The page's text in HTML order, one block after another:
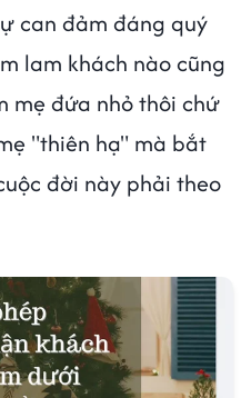
can đảm đáng quý
lam khách nào cũng
mẹ đứa nhỏ thôi chứ
"thiên hạ" mà bắt
đời này phải theo